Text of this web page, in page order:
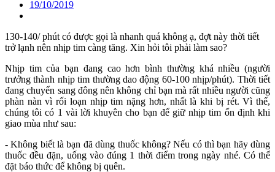
19/10/2019
130-140/ phút có được gọi là nhanh quá không ạ, đợt này thời tiết
trở lạnh nên nhịp tim càng tăng. Xin hỏi tôi phải làm sao?
Nhịp tim của bạn đang cao hơn bình thường khá nhiều (người
trưởng thành nhịp tim thường dao động 60-100 nhịp/phút). Thời tiết
đang chuyển sang đông nên không chỉ bạn mà rất nhiều người cũng
phàn nàn vì rối loạn nhịp tim nặng hơn, nhất là khi bị rét. Vì thế,
chúng tôi có 1 vài lời khuyên cho bạn để giữ nhịp tim ổn định khi
giao mùa như sau:
- Không biết là bạn đã dùng thuốc không? Nếu có thì bạn hãy dùng
thuốc đều đặn, uống vào đúng 1 thời điểm trong ngày nhé. Có thể
đặt báo thức để không bị quên.